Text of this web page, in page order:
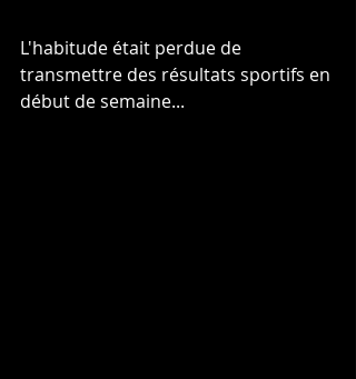
L'habitude était perdue de
transmettre des résultats sportifs en
début de semaine...